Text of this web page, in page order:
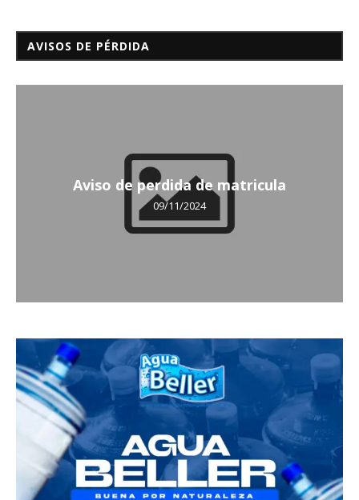
AVISOS DE PÉRDIDA
Aviso de perdida de matricula
09/11/2024